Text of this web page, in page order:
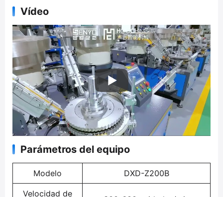
Vídeo
Parámetros del equipo
Modelo DXD-Z200B
Velocidad de